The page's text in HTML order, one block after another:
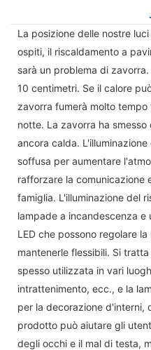
La posizione delle nostre
ospiti, il riscaldamento a
sarà un problema di
10 centimetri. Se il calore
zavorra fumerà molto
notte. La zavorra ha
ancora calda.
soffusa per aumentare
rafforzare la comunicazione
famiglia. L'illuminazione del
lampade a incandescenza
LED che possono regolare
mantenerle flessibili. Si
spesso utilizzata in vari
intrattenimento, ecc., e la
per la decorazione d'interni,
prodotto può aiutare gli
degli occhi e il mal di testa,